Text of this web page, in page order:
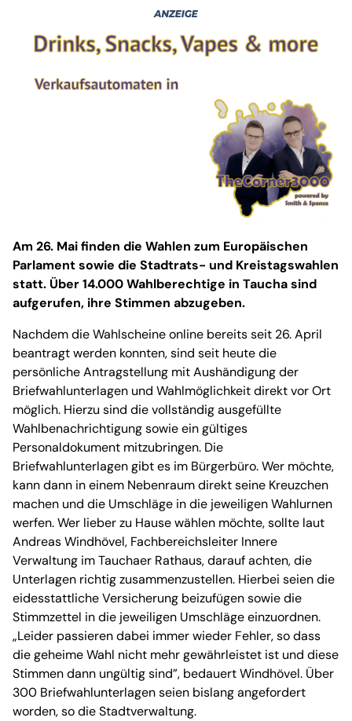
Am 26. Mai finden die Wahlen zum Europäischen
Parlament sowie die Stadtrats- und Kreistagswahlen
statt. Über 14.000 Wahlberechtige in Taucha sind
aufgerufen, ihre Stimmen abzugeben.
Nachdem die Wahlscheine online bereits seit 26. April
beantragt werden konnten, sind seit heute die
persönliche Antragstellung mit Aushändigung der
Briefwahlunterlagen und Wahlmöglichkeit direkt vor Ort
möglich. Hierzu sind die vollständig ausgefüllte
Wahlbenachrichtigung sowie ein gültiges
Personaldokument mitzubringen. Die
Briefwahlunterlagen gibt es im Bürgerbüro. Wer möchte,
kann dann in einem Nebenraum direkt seine Kreuzchen
machen und die Umschläge in die jeweiligen Wahlurnen
werfen. Wer lieber zu Hause wählen möchte, sollte laut
Andreas Windhövel, Fachbereichsleiter Innere
Verwaltung im Tauchaer Rathaus, darauf achten, die
Unterlagen richtig zusammenzustellen. Hierbei seien die
eidesstattliche Versicherung beizufügen sowie die
Stimmzettel in die jeweiligen Umschläge einzuordnen.
„Leider passieren dabei immer wieder Fehler, so dass
die geheime Wahl nicht mehr gewährleistet ist und diese
Stimmen dann ungültig sind”, bedauert Windhövel. Über
300 Briefwahlunterlagen seien bislang angefordert
worden, so die Stadtverwaltung.